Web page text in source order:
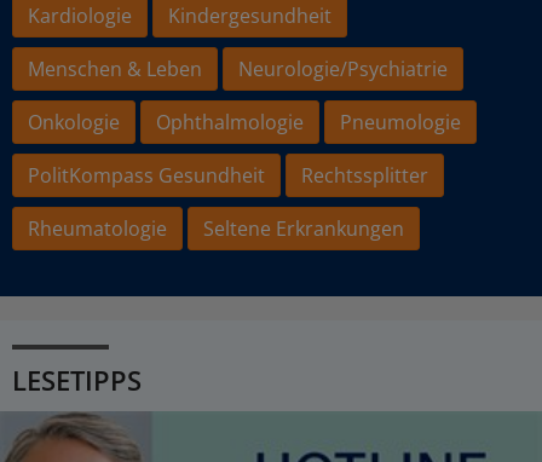
Kardiologie
Kindergesundheit
Menschen & Leben
Neurologie/Psychiatrie
Onkologie
Ophthalmologie
Pneumologie
PolitKompass Gesundheit
Rechtssplitter
Rheumatologie
Seltene Erkrankungen
LESETIPPS